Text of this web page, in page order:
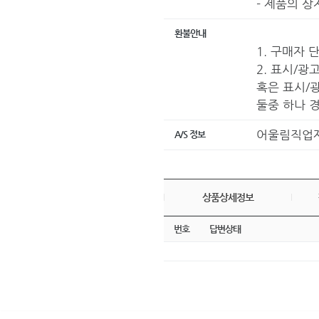
- 제품의
환불안내
1. 구매자
2. 표시/광
혹은 표시/
둘중 하나
A/S 정보 어울림직
상품상세정보
번호 답변상태